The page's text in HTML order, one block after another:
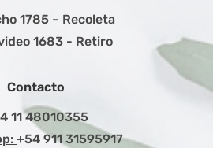
1785 – Recoleta
1683 - Retiro
Contacto
11 48010355
+54 911 31595917